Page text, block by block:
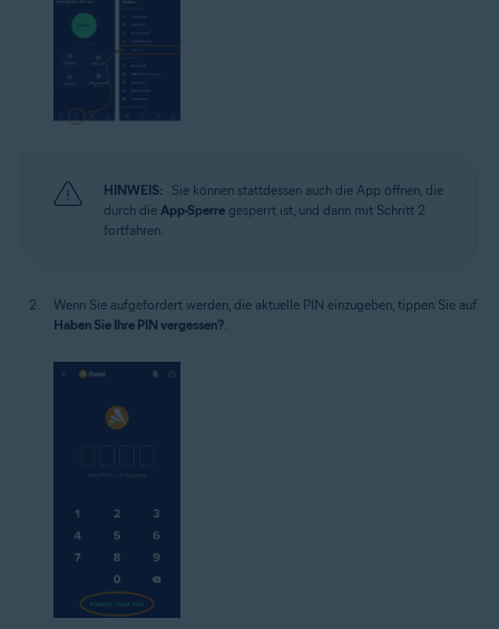
HINWEIS:
Sie können stattdessen auch die App öffnen, die
durch die App-Sperre gesperrt ist, und dann mit Schritt 2
fortfahren.
Wenn Sie aufgefordert werden, die aktuelle PIN einzugeben, tippen Sie auf
Haben Sie Ihre PIN vergessen?